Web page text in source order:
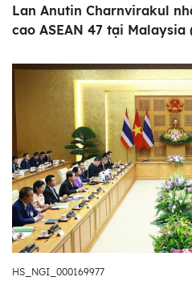
Lan Anutin Charnvirakul
cao ASEAN 47 tại Malaysia
HS_NGI_000169977